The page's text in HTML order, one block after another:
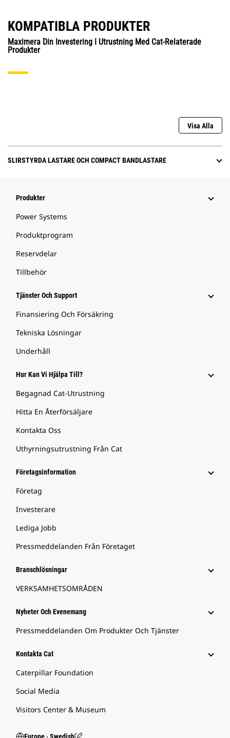
KOMPATIBLA PRODUKTER
Maximera Din Investering I Utrustning Med Cat-Relaterade
Produkter
Visa Alla
SLIRSTYRDA LASTARE OCH COMPACT BANDLASTARE
Produkter
Power Systems
Produktprogram
Reservdelar
Tillbehör
Tjänster Och Support
Finansiering Och Försäkring
Tekniska Lösningar
Underhåll
Hur Kan Vi Hjälpa Till?
Begagnad Cat-Utrustning
Hitta En Återförsäljare
Kontakta Oss
Uthyrningsutrustning Från Cat
Företagsinformation
Företag
Investerare
Lediga Jobb
Pressmeddelanden Från Företaget
Branschlösningar
VERKSAMHETSOMRÅDEN
Nyheter Och Evenemang
Pressmeddelanden Om Produkter Och Tjänster
Kontakta Cat
Caterpillar Foundation
Social Media
Visitors Center & Museum